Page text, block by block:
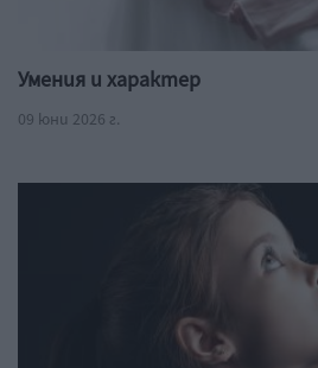
Умения и характер
09 юни 2026 г.